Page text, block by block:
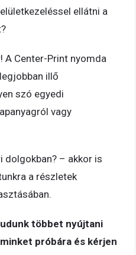
ellátni a
A Center-Print nyomda
illő
szó egyedi
vagy
dolgokban? – akkor is
a részletek
többet nyújtani
próbára és kérjen